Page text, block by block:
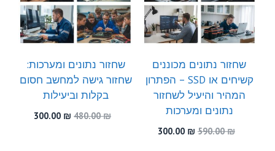
שחזור נתונים מכוננים
קשיחים או SSD – הפתרון
המהיר והיעיל לשחזור
נתונים ומערכות
590.00₪
המחיר
300.00 ₪
שחזור נתונים ומערכות:
שחזור גישה למחשב חסום
בקלות וביעילות
480.00₪
המחיר
300.00 ₪
המחיר